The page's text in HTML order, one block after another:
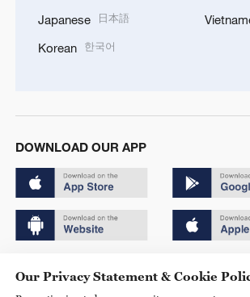
Japanese 日本語
Korean 한국어
DOWNLOAD OUR APP
京ICP备20000184号
Our Privacy Statement & Cookie